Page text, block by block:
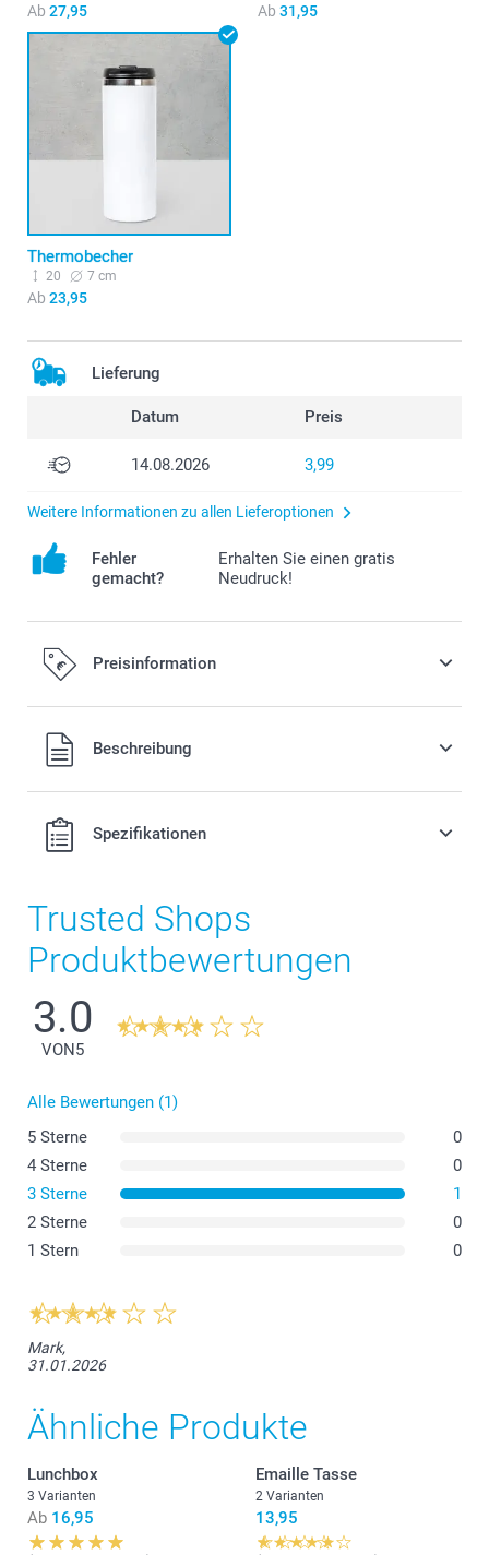
Ab 27,95 Ab 31,95
Thermobecher
20 7 cm
Ab 23,95
Lieferung
Datum Preis
14.08.2026 3,99
Weitere Informationen zu allen Lieferoptionen
Fehler
gemacht?
Erhalten Sie einen gratis
Neudruck!
Preisinformation
Alle Preise verstehen sich in EURO (€) inkl. MwSt. und zzgl.
Versandkosten.Beschreibung
Spezifikationen
Aluminium Thermosflasche
Thermoskanne mit Bambusdeckel
Thermobecher
Trusted Shops
Produktbewertungen
3.0
VON5
Alle Bewertungen (1)
5 Sterne
0
4 Sterne
0
3 Sterne
1
2 Sterne
0
1 Stern
0
Mark,
31.01.2026
Ähnliche Produkte
Lunchbox
3 Varianten
Ab 16,95
Emaille Tasse
2 Varianten
13,95